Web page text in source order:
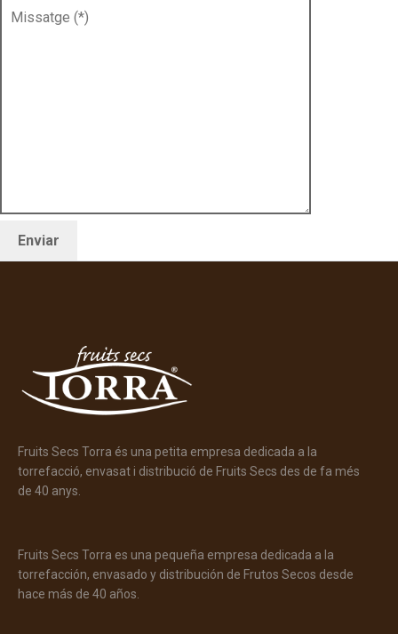
Fruits Secs Torra és una petita empresa dedicada a la
torrefacció, envasat i distribució de Fruits Secs des de fa més
de 40 anys.
Fruits Secs Torra es una pequeña empresa dedicada a la
torrefacción, envasado y distribución de Frutos Secos desde
hace más de 40 años.